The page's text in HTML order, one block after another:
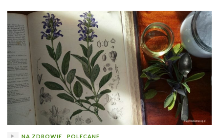
NA ZDROWIE POLECANE